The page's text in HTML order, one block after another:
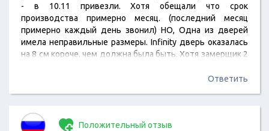
- в 10.11 привезли. Хотя обещали что срок
производства примерно месяц. (последний месяц
примерно каждый день звонил) НО, Одна из дверей
имела неправильные размеры. Infinity дверь оказалась
на 8 см короче, чем должна была быть. Хотя замерщик 2
(После паркета и потолка) Обещали, что исправят - и до
Ответить
Положительный отзыв